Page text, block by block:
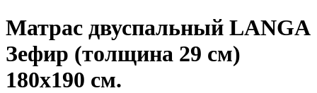
Матрас двуспальный LANGA
Зефир (толщина 29 см)
180х190 см.